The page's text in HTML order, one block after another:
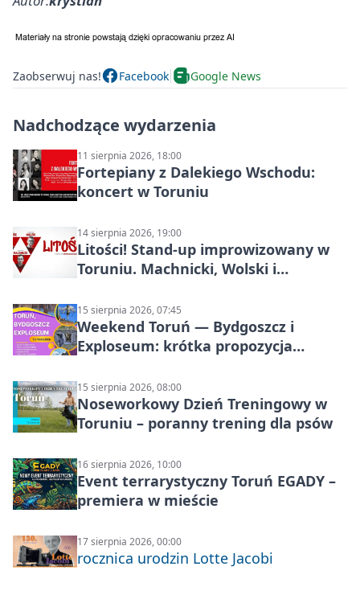
Zaobserwuj nas! Facebook Google News
Nadchodzące wydarzenia
11 sierpnia 2026, 18:00
Fortepiany z Dalekiego Wschodu:
koncert w Toruniu
14 sierpnia 2026, 19:00
Litości! Stand-up improwizowany w
Toruniu. Machnicki, Wolski i
15 sierpnia 2026, 07:45
Weekend Toruń — Bydgoszcz i
Exploseum: krótka propozycja
15 sierpnia 2026, 08:00
Noseworkowy Dzień Treningowy w
Toruniu – poranny trening dla psów
16 sierpnia 2026, 10:00
Event terrarystyczny Toruń EGADY –
premiera w mieście
17 sierpnia 2026, 00:00
rocznica urodzin Lotte Jacobi